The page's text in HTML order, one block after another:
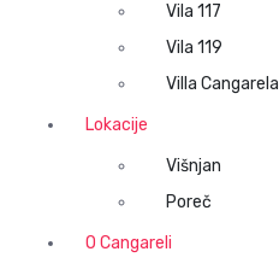
Vila 117
Vila 119
Villa Cangarela
Lokacije
Višnjan
Poreč
O Cangareli